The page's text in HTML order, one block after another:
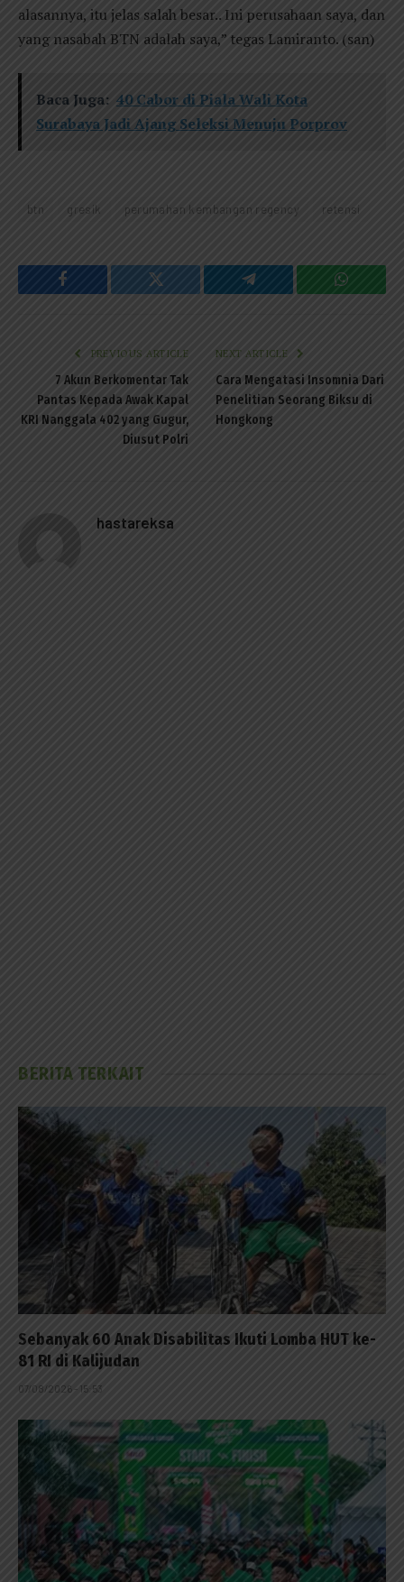
alasannya, itu jelas salah besar.. Ini perusahaan saya, dan
yang nasabah BTN adalah saya,” tegas Lamiranto. (san)
Baca Juga: 40 Cabor di Piala Wali Kota
Surabaya Jadi Ajang Seleksi Menuju Porprov
btn gresik perumahan kembangan regency retensi
Facebook Twitter Telegram
PREVIOUS ARTICLE
7 Akun Berkomentar Tak
Pantas Kepada Awak Kapal
KRI Nanggala 402 yang Gugur,
Diusut Polri
NEXT ARTICLE
Cara Mengatasi Insomnia Dari
Penelitian Seorang Biksu di
Hongkong
hastareksa
BERITA TERKAIT
Sebanyak 60 Anak Disabilitas Ikuti Lomba HUT ke-
81 RI di Kalijudan
07/08/2026 - 15:53